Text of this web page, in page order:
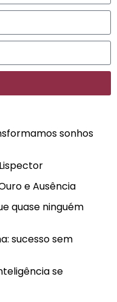
sonhos
e Ausência
quase ninguém
sucesso sem
se